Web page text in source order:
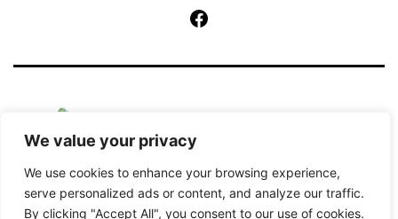
We value your privacy
We use cookies to enhance your browsing experience,
serve personalized ads or content, and analyze our traffic.
By clicking "Accept All", you consent to our use of cookies.